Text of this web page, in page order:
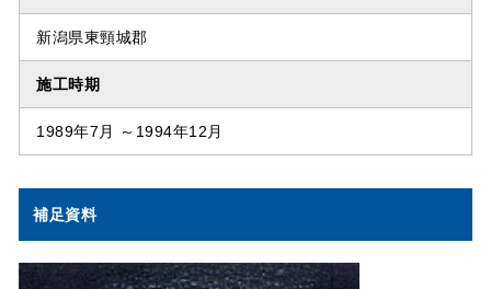
新潟県東頸城郡
施工時期
1989年7月 ～1994年12月
補足資料